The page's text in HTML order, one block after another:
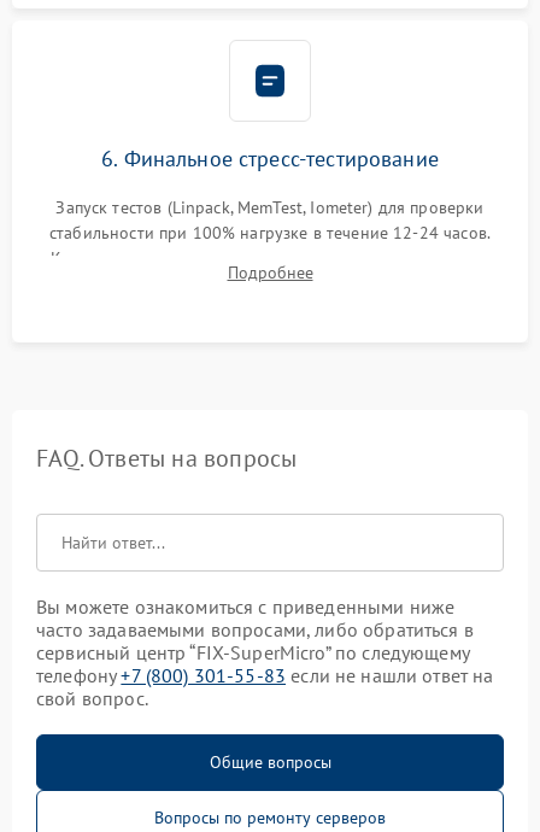
6. Финальное стресс-тестирование
Запуск тестов (Linpack, MemTest, Iometer) для проверки
стабильности при 100% нагрузке в течение 12-24 часов.
Контроль температурных режимов, проверка отсутствия
троттлинга и подготовка сервера к выдаче.
Подробнее
FAQ. Ответы на вопросы
Вы можете ознакомиться с приведенными ниже
часто задаваемыми вопросами, либо обратиться в
сервисный центр “FIX-SuperMicro” по следующему
телефону+7 (800) 301-55-83 если не нашли ответ на
свой вопрос.
Общие вопросы
Вопросы по ремонту серверов